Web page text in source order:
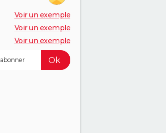
Voir un exemple
Voir un exemple
Voir un exemple